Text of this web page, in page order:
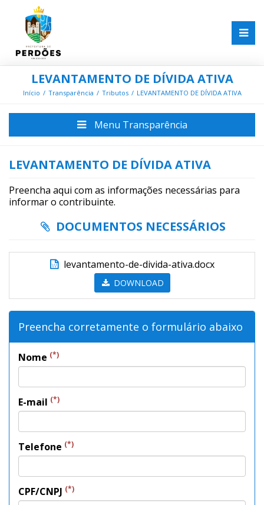
LEVANTAMENTO DE DÍVIDA ATIVA
Início Transparência Tributos LEVANTAMENTO DE DÍVIDA ATIVA
Menu Transparência
LEVANTAMENTO DE DÍVIDA ATIVA
Preencha aqui com as informações necessárias para
informar o contribuinte.
DOCUMENTOS NECESSÁRIOS
levantamento-de-divida-ativa.docx
DOWNLOAD
Preencha corretamente o formulário abaixo
Nome (*)
E-mail (*)
Telefone (*)
CPF/CNPJ (*)